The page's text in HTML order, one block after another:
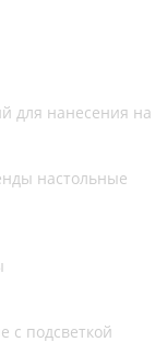
для нанесения на
настольные
с подсветкой